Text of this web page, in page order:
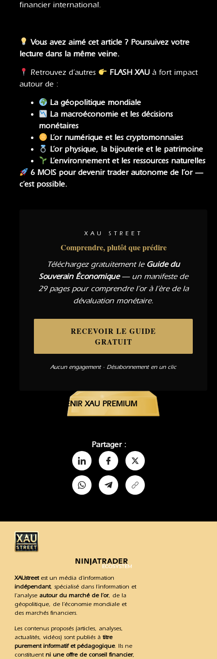
financier international.
Vous avez aimé cet article ? Poursuivez votre
lecture dans la même veine.
Retrouvez d’autres FLASH XAU à fort impact
autour de :
La géopolitique mondiale
La macroéconomie et les décisions
monétaires
L’or numérique et les cryptomonnaies
L’or physique, la bijouterie et le patrimoine
L’environnement et les ressources naturelles
6 MOIS pour devenir trader autonome de l’or —
c’est possible.
XAU STREET
Comprendre, plutôt que prédire
Téléchargez gratuitement le Guide du
Souverain Économique— un manifeste de
29 pages pour comprendre l’or à l’ère de la
dévaluation monétaire.
RECEVOIR LE GUIDE
GRATUIT
Aucun engagement · Désabonnement en un clic
DEVENIR XAU PREMIUM
Partager :
XAUstreetest un média d’information
indépendant, spécialisé dans l’information et
l’analyse autour du marché de l’or, de la
géopolitique, de l’économie mondiale et
des marchés financiers.
Les contenus proposés (articles, analyses,
actualités, vidéos) sont publiés à titre
purement informatif et pédagogique. Ils ne
constituent ni une offre de conseil financier,